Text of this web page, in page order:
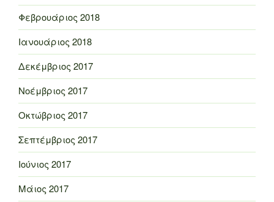
Φεβρουάριος 2018
Ιανουάριος 2018
Δεκέμβριος 2017
Νοέμβριος 2017
Οκτώβριος 2017
Σεπτέμβριος 2017
Ιούνιος 2017
Μάιος 2017